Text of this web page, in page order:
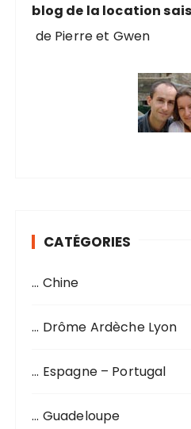
blog de la location
de Pierre et Gwen
CATÉGORIES
… Chine
… Drôme Ardèche Lyon
… Espagne – Portugal
… Guadeloupe